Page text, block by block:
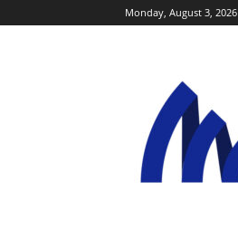
Monday, August 3, 2026